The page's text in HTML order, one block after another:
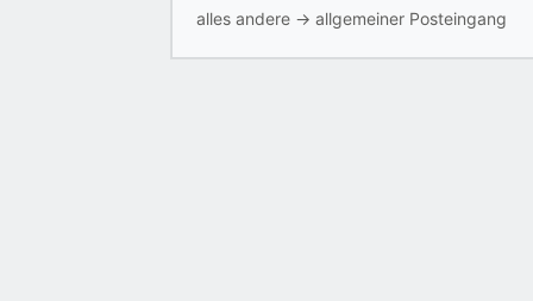
alles andere → allgemeiner Posteingang